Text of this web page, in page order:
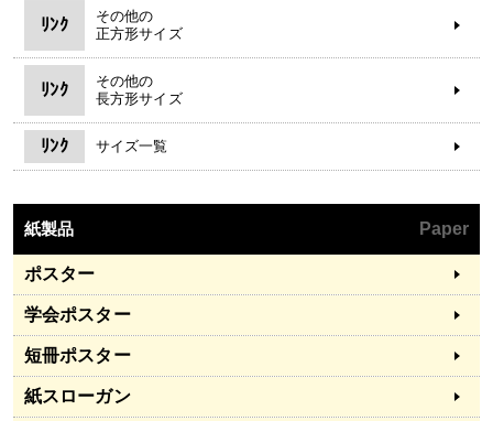
ﾘﾝｸ
その他の
正方形サイズ
ﾘﾝｸ
その他の
長方形サイズ
ﾘﾝｸ サイズ一覧
紙製品 Paper
ポスター
学会ポスター
短冊ポスター
紙スローガン